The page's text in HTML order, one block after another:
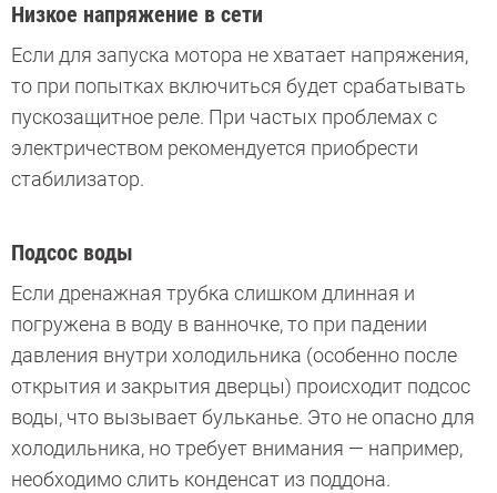
Низкое напряжение в сети
Если для запуска мотора не хватает напряжения,
то при попытках включиться будет срабатывать
пускозащитное реле. При частых проблемах с
электричеством рекомендуется приобрести
стабилизатор.
Подсос воды
Если дренажная трубка слишком длинная и
погружена в воду в ванночке, то при падении
давления внутри холодильника (особенно после
открытия и закрытия дверцы) происходит подсос
воды, что вызывает бульканье. Это не опасно для
холодильника, но требует внимания — например,
необходимо слить конденсат из поддона.